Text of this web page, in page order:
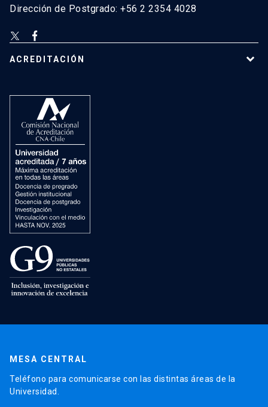
Dirección de Postgrado: +56 2 2354 4028
ACREDITACIÓN
MESA CENTRAL
Teléfono para comunicarse con las distintas áreas de la
Universidad.